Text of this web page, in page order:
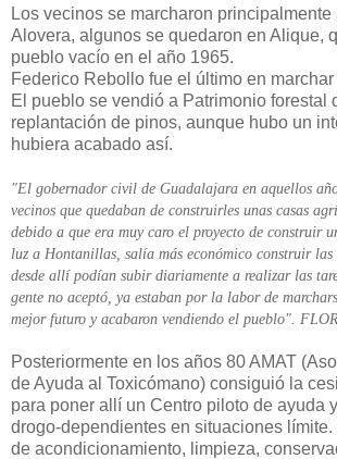
Los vecinos se marcharon principalmente
Alovera, algunos se quedaron en Alique,
pueblo vacío en el año 1965.
Federico Rebollo fue el último en
El pueblo se vendió a Patrimonio forestal
replantación de pinos, aunque hubo un
hubiera acabado así.
"El gobernador civil de Guadalajara en aquellos
vecinos que quedaban de construirles unas casas
debido a que era muy caro el proyecto de construir
luz a Hontanillas, salía más económico construir las
desde allí podían subir diariamente a realizar las
gente no aceptó, ya estaban por la labor de
mejor futuro y acabaron vendiendo el pueblo".
Posteriormente en los años 80 AMAT
de Ayuda al Toxicómano) consiguió la
para poner allí un Centro piloto de ayuda
drogo-dependientes en situaciones
de acondicionamiento, limpieza,